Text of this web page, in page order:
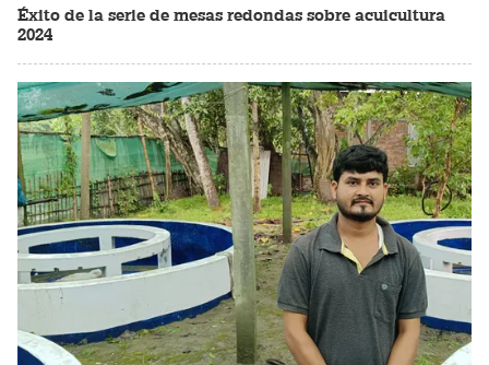
Éxito de la serie de mesas redondas sobre acuicultura
2024